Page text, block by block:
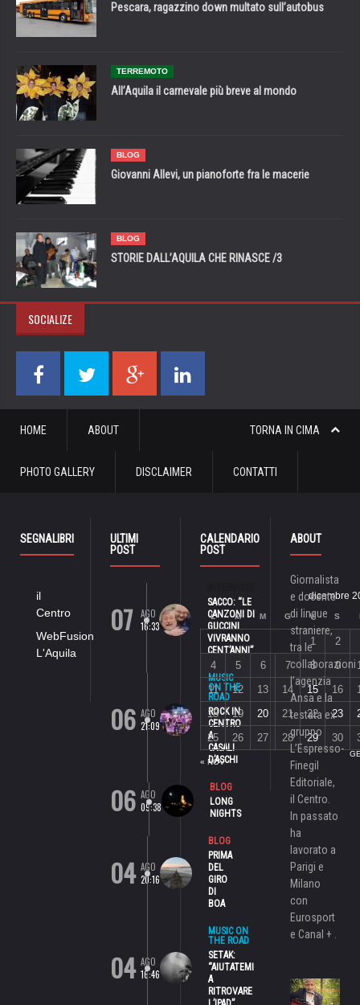
Pescara, ragazzino down multato sull’autobus
TERREMOTO
All’Aquila il carnevale più breve al mondo
BLOG
Giovanni Allevi, un pianoforte fra le macerie
BLOG
STORIE DALL’AQUILA CHE RINASCE /3
SOCIALIZE
TORNA IN CIMA
HOME ABOUT
PHOTO GALLERY DISCLAIMER CONTATTI
SEGNALIBRI
il
Centro
WebFusion
L'Aquila
ULTIMI
POST
07
AGO
16:33
SACCO: “LE
CANZONI DI
GUCCINI
VIVRANNO
CENT’ANNI”
06 AGO
21:09
MUSIC
ON THE
ROAD
ROCK IN
CENTRO
A
CASALI
D’ASCHI
06 AGO
09:38
BLOG
LONG
NIGHTS
04 AGO
20:16
BLOG
PRIMA
DEL
GIRO
DI
BOA
04 AGO
16:46
MUSIC ON
THE ROAD
SETAK:
“AIUTATEMI
A
RITROVARE
CALENDARIO
POST
dicembre
L M M G V S
« NOV
1 2
4
5 6 7 8 9
11
12 13 14 15 16
18
19 20 21 22 23
25
26 27 28 29 30
ABOUT
Giornalista
e docente
di lingue
straniere,
tra le
collaborazioni
l’agenzia
Ansa e la
testata ex
gruppo
L’Espresso-
Finegil
Editoriale,
il Centro.
In passato
ha
lavorato a
Parigi e
Milano
con
Eurosport
e Canal + .